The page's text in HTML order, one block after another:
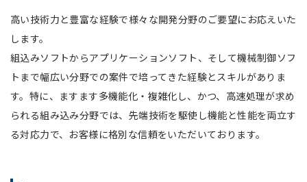
⾼い技術⼒と豊富な経験で様々な開発分野のご要望にお応えいた
します。
組込みソフトからアプリケーションソフト、そして機械制御ソフ
トまで幅広い分野での案件で培ってきた経験とスキルがありま
す。特に、ますます多機能化・複雑化し、かつ、⾼速処理が求め
られる組み込み分野では、先端技術を駆使し機能と性能を両⽴す
る対応⼒で、お客様に格別な信頼をいただいております。